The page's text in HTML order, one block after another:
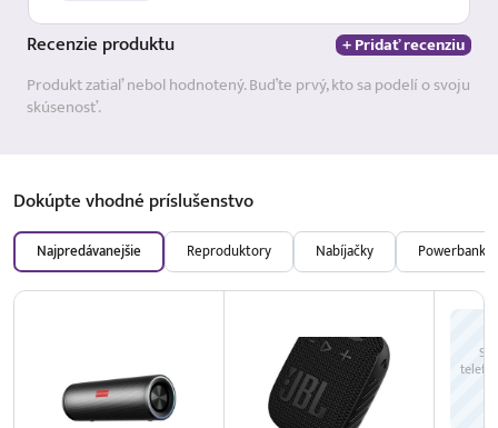
Recenzie produktu
+ Pridať recenziu
Produkt zatiaľ nebol hodnotený. Buďte prvý, kto sa podelí o svoju
skúsenosť.
Dokúpte vhodné príslušenstvo
Najpredávanejšie Reproduktory Nabíjačky Powerbanky